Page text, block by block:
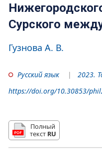
Сурского
Гузнова А. В.
Русский язык
2023.
https://doi.org/10.30853/
Полный
текст RU